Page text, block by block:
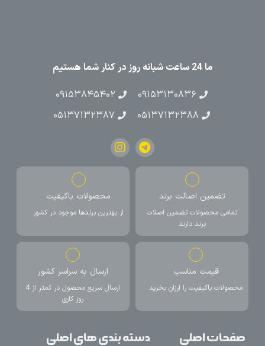
ما 24 ساعت شبانه روز در کنار شما هستیم
۰۹۱۵۳۱۳۰۸۳۶
۰۹۱۵۳۸۴۵۴۰۲
۰۵۱۳۷۱۳۲۳۸۸
۰۵۱۳۷۱۳۲۳۸۷
تضمین اصالت برند
تمامی محصولات تضمین اصلات
برند دارند
محصولات باکیفیت
از بهترین برندها موجود در کشور
قیمت مناسب
محصولات باکیفیت را ارزان بخرید
ارسال به سراسر کشور
ارسال سریع محصول در کمتر از 4
روز کاری
صفحات اصلی دسته بندی های اصلی